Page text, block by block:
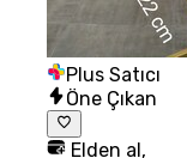
Plus Satıcı
Öne Çıkan
Elden al,